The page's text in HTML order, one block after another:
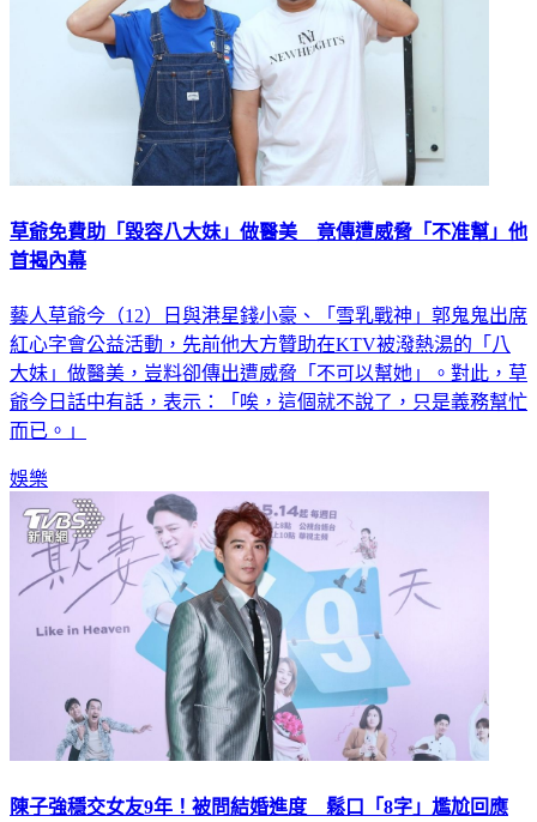
草爺免費助「毀容八大妹」做醫美 竟傳遭威脅「不准幫」他
首揭內幕
藝人草爺今（12）日與港星錢小豪、「雪乳戰神」郭鬼鬼出席
紅心字會公益活動，先前他大方贊助在KTV被潑熱湯的「八
大妹」做醫美，豈料卻傳出遭威脅「不可以幫她」。對此，草
爺今日話中有話，表示：「唉，這個就不說了，只是義務幫忙
而已。」
娛樂
陳子強穩交女友9年！被問結婚進度 鬆口「8字」尷尬回應